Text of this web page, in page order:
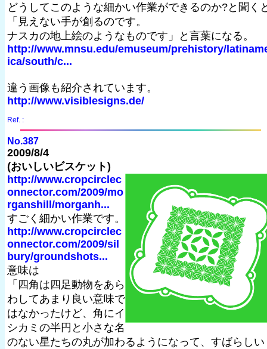
どうしてこのような細かい作業ができるのか?と聞く
「見えない手が創るのです。
ナスカの地上絵のようなものです」と言葉になる。
http://www.mnsu.edu/emuseum/prehistory/
ica/south/c...
違う画像も紹介されています。
http://www.visiblesigns.de/
Ref. :
No.387
2009/8/4
(おいしいビスケット)
http://www.cropcirclec
onnector.com/2009/mo
rganshill/morganh...
すごく細かい作業です。
http://www.cropcirclec
onnector.com/2009/sil
bury/groundshots...
意味は
「四角は四足動物をあら
わしてあまり良い意味で
はなかったけど、角にイ
シカミの半円と小さな名
のない星たちの丸が加わるようになって、すばらしい